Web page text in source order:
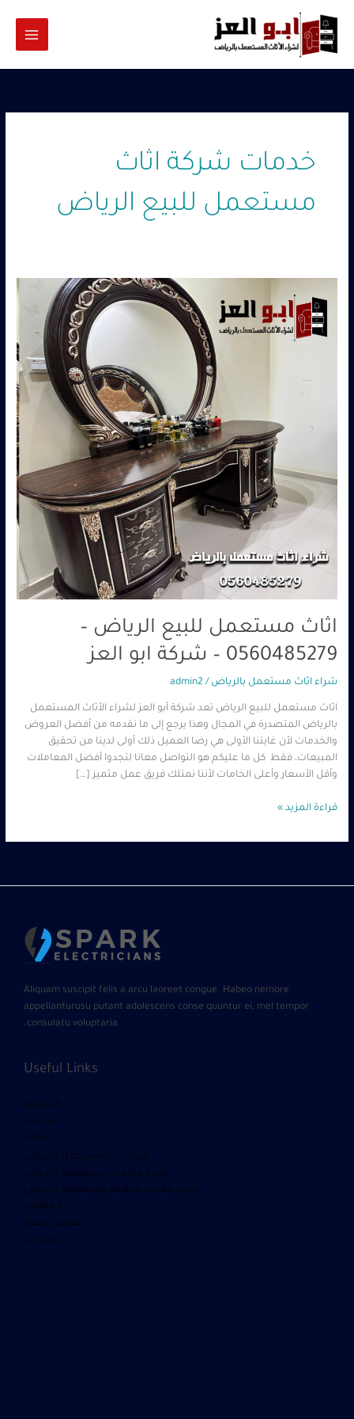
المحتوى
خدمات شركة اثاث
مستعمل للبيع الرياض
اثاث مستعمل للبيع الرياض –
0560485279 – شركة ابو العز
شراء اثاث مستعمل بالرياض /
admin2
اثاث مستعمل للبيع الرياض تعد شركة أبو العز لشراء الأثاث المستعمل
بالرياض المتصدرة في المجال وهذا يرجع إلى ما نقدمه من أفضل العروض
والخدمات لأن غايتنا الأولى هي رضا العميل ذلك أولى لدينا من تحقيق
المبيعات، فقط كل ما عليكم هو التواصل معانا لتجدوا أفضل المعاملات
وأقل الأسعار وأعلى الخامات لأننا نمتلك فريق عمل متميز […]
مستعمل
للبيع
الرياض
قراءة المزيد »
Aliquam suscipit felis a arcu laoreet congue. Habeo nemore
appellanturusu putant adolescens conse quuntur ei, mel tempor
consulatu voluptaria.
Useful Links
الرئيسية
من نحن
خدماتنا
شراء أثاث مستعمل بالرياض
شراء مكيفات مستعمله بالرياض
شراء معدات مطاعم مستعملة بالرياض
المقالات
معرض الصور
اتصل بنا